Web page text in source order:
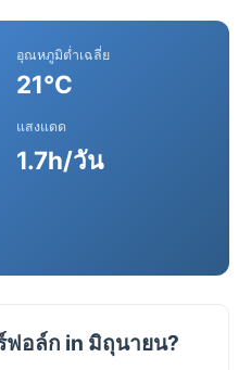
อุณหภูมิต่ำเฉลี่ย
21°C
แสงแดด
1.7h/วัน
ฟอล์ก in มิถุนายน?